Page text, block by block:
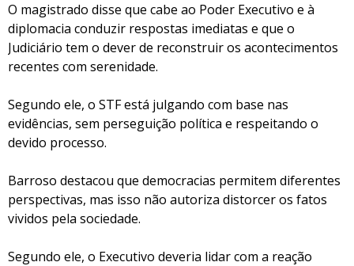
O magistrado disse que cabe ao Poder Executivo e à
diplomacia conduzir respostas imediatas e que o
Judiciário tem o dever de reconstruir os acontecimentos
recentes com serenidade.
Segundo ele, o STF está julgando com base nas
evidências, sem perseguição política e respeitando o
devido processo.
Barroso destacou que democracias permitem diferentes
perspectivas, mas isso não autoriza distorcer os fatos
vividos pela sociedade.
Segundo ele, o Executivo deveria lidar com a reação